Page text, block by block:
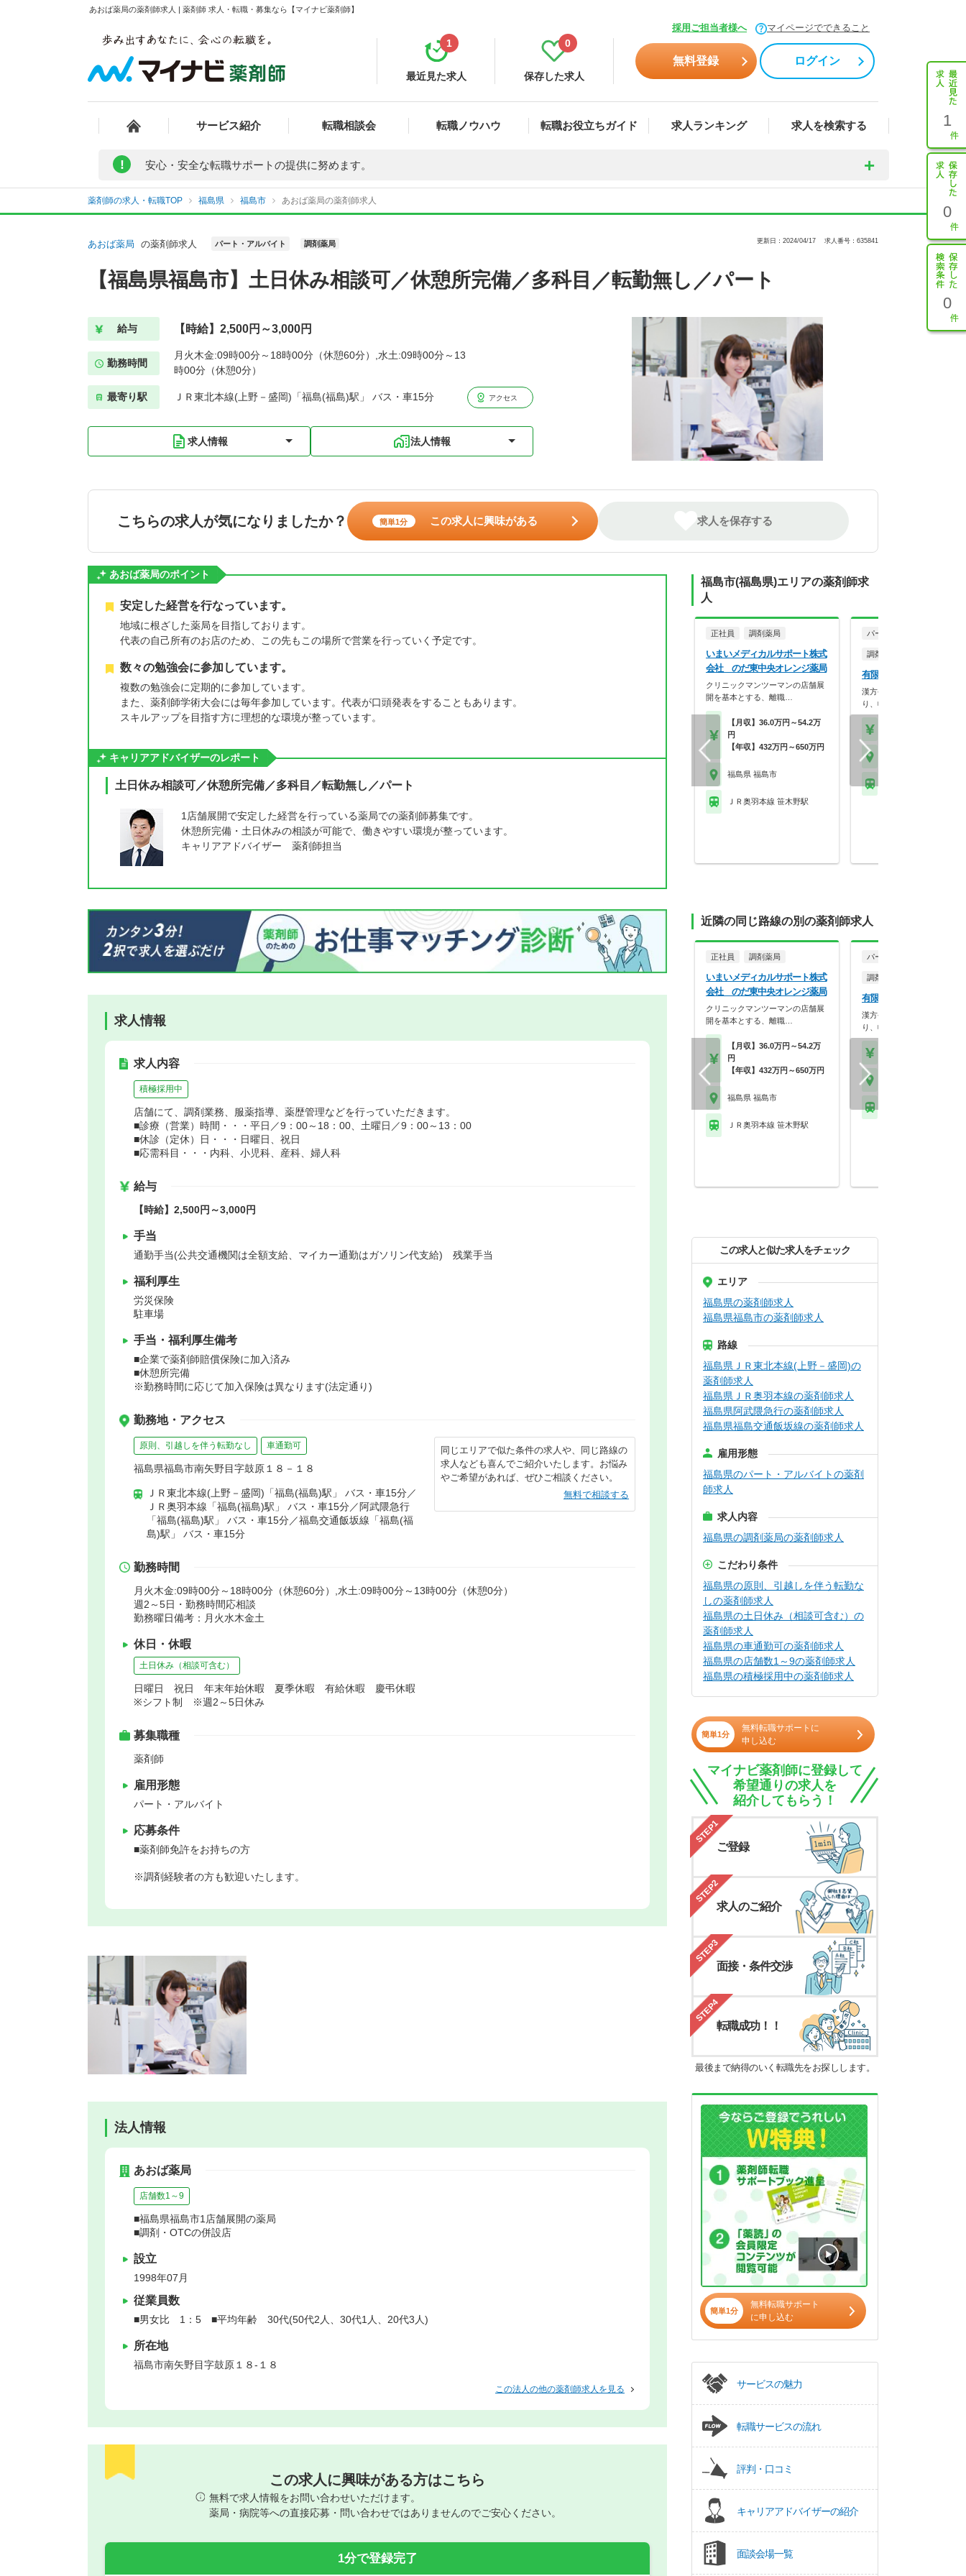
あおば薬局の薬剤師求人 | 薬剤師 求人・転職・募集なら【マイナビ薬剤師】
採用ご担当者様へ マイページでできること
最近見た求人
1
保存した求人
0
無料登録 ログイン
サービス紹介 転職相談会 転職ノウハウ 転職お役立ちガイド 求人ランキング 求人を検索する 1
0
0
! 安心・安全な転職サポートの提供に努めます。
薬剤師の求人・転職TOP 福島県 福島市 あおば薬局の薬剤師求人
あおば薬局 の薬剤師求人 パート・アルバイト 調剤薬局 更新日：2024/04/17 求人番号：635841
【福島県福島市】土日休み相談可／休憩所完備／多科目／転勤無し／パート
給与 【時給】2,500円～3,000円
勤務時間
月火木金:09時00分～18時00分（休憩60分）,水土:09時00分～13
時00分（休憩0分）
最寄り駅 ＪＲ東北本線(上野－盛岡)「福島(福島)駅」 バス・車15分 アクセス
求人情報 法人情報
こちらの求人が気になりましたか？ 簡単1分 この求人に興味がある 求人を保存する
あおば薬局のポイント
安定した経営を行なっています。
地域に根ざした薬局を目指しております。
代表の自己所有のお店のため、この先もこの場所で営業を行っていく予定です。
数々の勉強会に参加しています。
複数の勉強会に定期的に参加しています。
また、薬剤師学術大会には毎年参加しています。代表が口頭発表をすることもあります。
スキルアップを目指す方に理想的な環境が整っています。
キャリアアドバイザーのレポート
土日休み相談可／休憩所完備／多科目／転勤無し／パート
1店舗展開で安定した経営を行っている薬局での薬剤師募集です。
休憩所完備・土日休みの相談が可能で、働きやすい環境が整っています。
キャリアアドバイザー 薬剤師担当
求人情報
求人内容
積極採用中
店舗にて、調剤業務、服薬指導、薬歴管理などを行っていただきます。
■診療（営業）時間・・・平日／9：00～18：00、土曜日／9：00～13：00
■休診（定休）日・・・日曜日、祝日
■応需科目・・・内科、小児科、産科、婦人科
給与
【時給】2,500円～3,000円
手当
通勤手当(公共交通機関は全額支給、マイカー通勤はガソリン代支給) 残業手当
福利厚生
労災保険
駐車場
手当・福利厚生備考
■企業で薬剤師賠償保険に加入済み
■休憩所完備
※勤務時間に応じて加入保険は異なります(法定通り)
勤務地・アクセス
原則、引越しを伴う転勤なし 車通勤可
福島県福島市南矢野目字鼓原１８－１８
ＪＲ東北本線(上野－盛岡)「福島(福島)駅」 バス・車15分／
ＪＲ奥羽本線「福島(福島)駅」 バス・車15分／阿武隈急行
「福島(福島)駅」 バス・車15分／福島交通飯坂線「福島(福
島)駅」 バス・車15分
同じエリアで似た条件の求人や、同じ路線の
求人なども喜んでご紹介いたします。お悩み
やご希望があれば、ぜひご相談ください。
無料で相談する
勤務時間
月火木金:09時00分～18時00分（休憩60分）,水土:09時00分～13時00分（休憩0分）
週2～5日・勤務時間応相談
勤務曜日備考：月火水木金土
休日・休暇
土日休み（相談可含む）
日曜日 祝日 年末年始休暇 夏季休暇 有給休暇 慶弔休暇
※シフト制 ※週2～5日休み
募集職種
薬剤師
雇用形態
パート・アルバイト
応募条件
■薬剤師免許をお持ちの方
※調剤経験者の方も歓迎いたします。
法人情報
あおば薬局
店舗数1～9
■福島県福島市1店舗展開の薬局
■調剤・OTCの併設店
設立
1998年07月
従業員数
■男女比 1：5 ■平均年齢 30代(50代2人、30代1人、20代3人)
所在地
福島市南矢野目字鼓原１８-１８
この法人の他の薬剤師求人を見る
この求人に興味がある方はこちら
無料で求人情報をお問い合わせいただけます。
薬局・病院等への直接応募・問い合わせではありませんのでご安心ください。
1分で登録完了
福島市(福島県)エリアの薬剤師求
人
正社員 調剤薬局
いまいメディカルサポート株式
会社 のだ東中央オレンジ薬局
クリニックマンツーマンの店舗展
開を基本とする、離職…
【月収】36.0万円～54.2万
円
【年収】432万円～650万円
福島県 福島市
ＪＲ奥羽本線 笹木野駅
パート・アルバイト
調剤薬局
有限会社降矢薬局 飯坂
漢方やOTCなどにも力を入
り、幅広く薬剤師と…
近隣の同じ路線の別の薬剤師求人
正社員 調剤薬局
いまいメディカルサポート株式
会社 のだ東中央オレンジ薬局
クリニックマンツーマンの店舗展
開を基本とする、離職…
【月収】36.0万円～54.2万
円
【年収】432万円～650万円
福島県 福島市
ＪＲ奥羽本線 笹木野駅
パート・アルバイト
調剤薬局
有限会社降矢薬局 飯坂
漢方やOTCなどにも力を入
り、幅広く薬剤師と…
この求人と似た求人をチェック
エリア
福島県の薬剤師求人
福島県福島市の薬剤師求人
路線
福島県ＪＲ東北本線(上野－盛岡)の
薬剤師求人
福島県ＪＲ奥羽本線の薬剤師求人
福島県阿武隈急行の薬剤師求人
福島県福島交通飯坂線の薬剤師求人
雇用形態
福島県のパート・アルバイトの薬剤
師求人
求人内容
福島県の調剤薬局の薬剤師求人
こだわり条件
福島県の原則、引越しを伴う転勤な
しの薬剤師求人
福島県の土日休み（相談可含む）の
薬剤師求人
福島県の車通勤可の薬剤師求人
福島県の店舗数1～9の薬剤師求人
福島県の積極採用中の薬剤師求人
簡単1分
無料転職サポートに
申し込む
マイナビ薬剤師に登録して
希望通りの求人を
紹介してもらう！
STEP1
ご登録
STEP2
求人のご紹介
STEP3
面接・条件交渉
STEP4
転職成功！！
最後まで納得のいく転職先をお探しします。
簡単1分
無料転職サポート
に申し込む
サービスの魅力
転職サービスの流れ
評判・口コミ
キャリアアドバイザーの紹介
面談会場一覧